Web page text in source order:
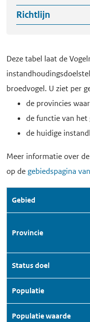
Richtlijn
Deze tabel laat de
broedvogel. U ziet per
de provincies
de functie van het
de huidige
Meer informatie over
op de gebiedspagina
Gebied
Provincie
Status doel
Populatie
Populatie waarde